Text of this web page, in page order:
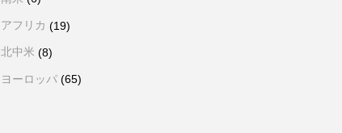
アフリカ (19)
北中米 (8)
ヨーロッパ (65)